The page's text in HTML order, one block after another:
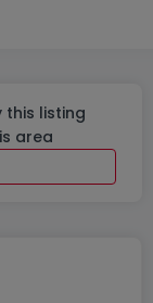
this listing
area